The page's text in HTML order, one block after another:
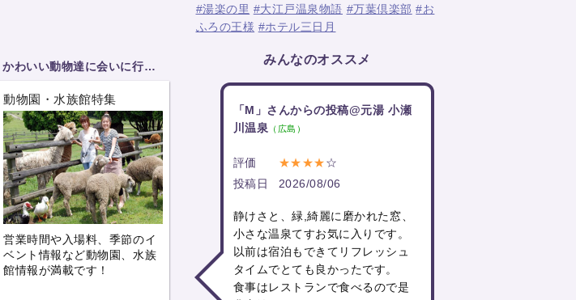
かわいい動物達に会いに行こう
動物園・水族館特集
営業時間や入場料、季節のイ
ベント情報など動物園、水族
館情報が満載です！
#湯楽の里 #大江戸温泉物語 #万葉倶楽部 #お
ふろの王様 #ホテル三日月
みんなのオススメ
「M」さんからの投稿@元湯 小瀬
川温泉 （広島）
評価 ★★★★☆
投稿日
2026/08/06
静けさと、緑,綺麗に磨かれた窓、
小さな温泉てすお気に入りです。
以前は宿泊もできてリフレッシュ
タイムでとても良かったです。
食事はレストランで食べるので是